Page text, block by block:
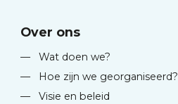
Over ons
—
Wat doen we?
—
Hoe zijn we georganiseerd?
—
Visie en beleid